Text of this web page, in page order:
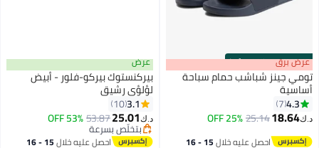
00m:00s
·
100% Left عرض برق
تومي جينز شباشب حمام سباحة
أساسية
4.3
7
د.ك‏18.64
25.14
25% OFF
احصل عليه خلال 15 - 16
عرض
بيركنستوك بيركو-فلور - أبيض
لؤلؤي رشيق
3.1
10
د.ك‏25.01
53.87
53% OFF
بتخلّص بسرعة
بتخلّص بسرعةاحصل عليه خلال 15 - 16